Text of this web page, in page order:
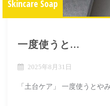
Skincare Soap
一度使うと…
2025年8月31日
「土台ケア」 一度使うとや